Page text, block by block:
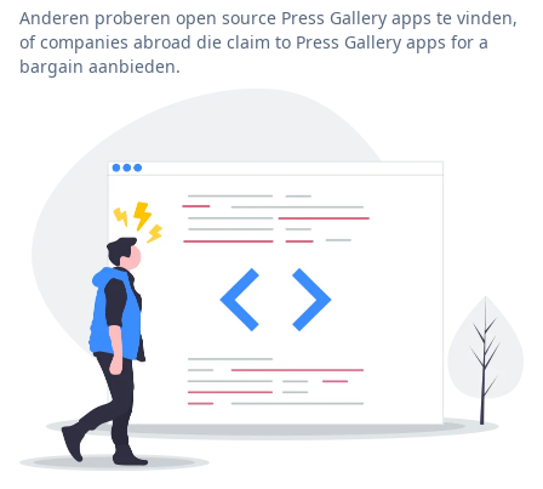
Anderen proberen open source Press Gallery apps te vinden,
of companies abroad die claim to Press Gallery apps for a
bargain aanbieden.